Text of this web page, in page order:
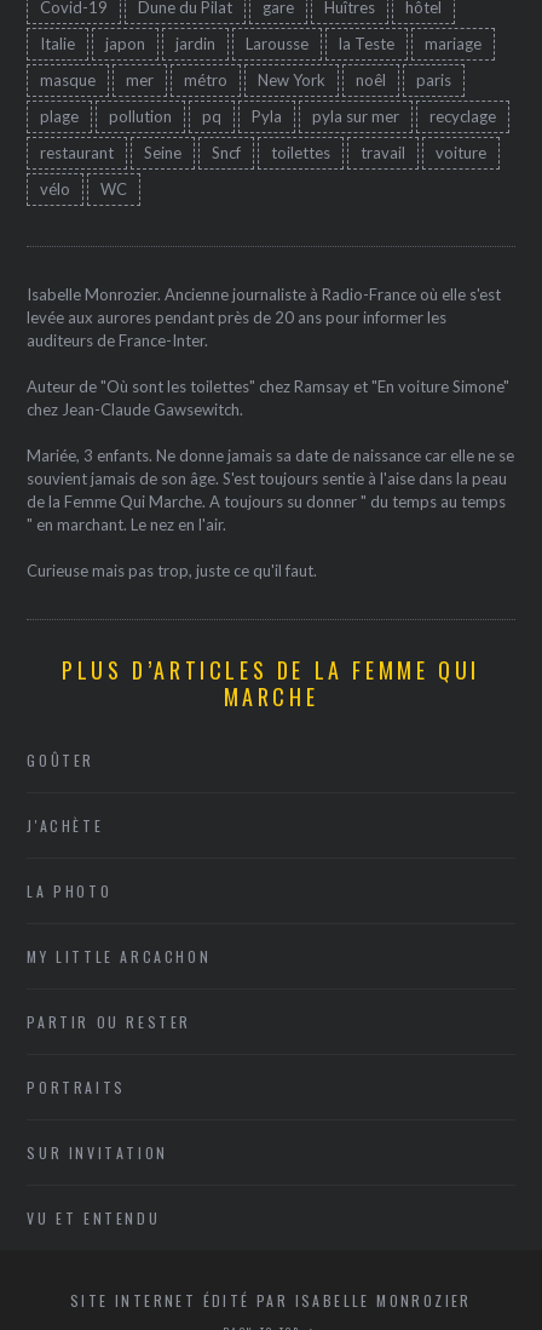
Covid-19
Dune du Pilat gare Huîtres
hôtel
Italie
japon jardin Larousse la Teste
mariage
masque
mer métro New York noêl
paris
plage
pollution pq Pyla pyla sur mer
recyclage
restaurant
Seine Sncf toilettes travail
voiture
vélo
WC
Isabelle Monrozier. Ancienne journaliste à Radio-France où elle s'est
levée aux aurores pendant près de 20 ans pour informer les
auditeurs de France-Inter.
Auteur de "Où sont les toilettes" chez Ramsay et "En voiture Simone"
chez Jean-Claude Gawsewitch.
Mariée, 3 enfants. Ne donne jamais sa date de naissance car elle ne se
souvient jamais de son âge. S'est toujours sentie à l'aise dans la peau
de la Femme Qui Marche. A toujours su donner " du temps au temps
" en marchant. Le nez en l'air.
Curieuse mais pas trop, juste ce qu'il faut.
PLUS D’ARTICLES DE LA FEMME QUI
MARCHE
GOÛTER
J'ACHÈTE
LA PHOTO
MY LITTLE ARCACHON
PARTIR OU RESTER
PORTRAITS
SUR INVITATION
VU ET ENTENDU
SITE INTERNET ÉDITÉ PAR ISABELLE MONROZIER